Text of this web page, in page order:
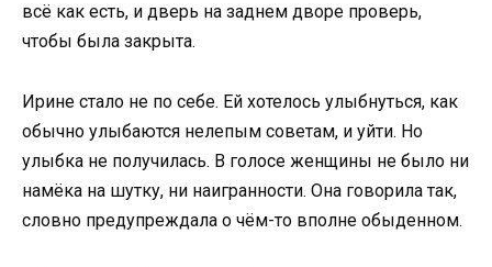
всё как есть, и дверь на заднем дворе проверь,
чтобы была закрыта.
Ирине стало не по себе. Ей хотелось улыбнуться, как
обычно улыбаются нелепым советам, и уйти. Но
улыбка не получилась. В голосе женщины не было ни
намёка на шутку, ни наигранности. Она говорила так,
словно предупреждала о чём-то вполне обыденном.